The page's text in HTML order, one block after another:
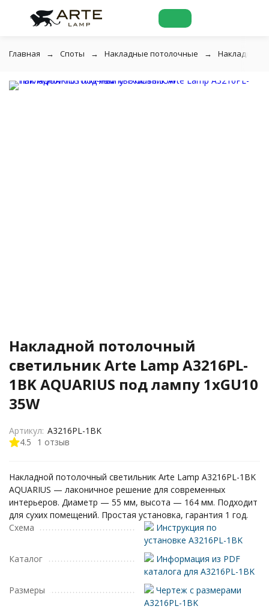
Главная Споты Накладные потолочные Накладной
Накладной потолочный
светильник Arte Lamp A3216PL-
1BK AQUARIUS под лампу 1xGU10
35W
4.5 1 отзыв
Артикул: A3216PL-1BK
Накладной потолочный светильник Arte Lamp A3216PL-1BK
AQUARIUS — лаконичное решение для современных
интерьеров. Диаметр — 55 мм, высота — 164 мм. Подходит
для сухих помещений. Простая установка, гарантия 1 год.
Схема
Инструкция по
установке A3216PL-1BK
Каталог
Информация из PDF
каталога для A3216PL-1BK
Размеры
Чертеж с размерами
A3216PL-1BK